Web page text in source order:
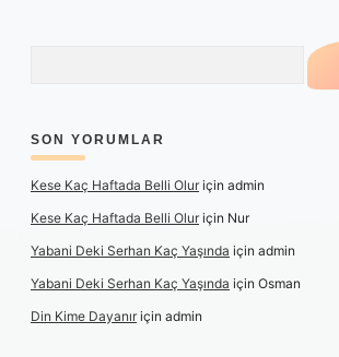
SON YORUMLAR
Kese Kaç Haftada Belli Oluriçin admin
Kese Kaç Haftada Belli Oluriçin Nur
Yabani Deki Serhan Kaç Yaşında için admin
Yabani Deki Serhan Kaç Yaşında için Osman
Din Kime Dayanıriçin admin